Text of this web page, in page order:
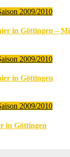
2009/2010
in Göttingen –
2009/2010
in Göttingen
2009/2010
in Göttingen